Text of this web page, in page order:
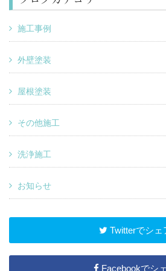
施工事例
外壁塗装
屋根塗装
その他施工
洗浄施工
お知らせ
Twitterでシェ
Facebookでシ